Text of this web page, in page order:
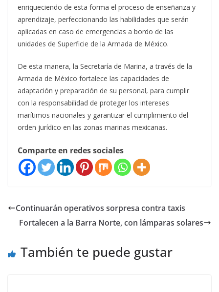
enriqueciendo de esta forma el proceso de enseñanza y
aprendizaje, perfeccionando las habilidades que serán
aplicadas en caso de emergencias a bordo de las
unidades de Superficie de la Armada de México.
De esta manera, la Secretaría de Marina, a través de la
Armada de México fortalece las capacidades de
adaptación y preparación de su personal, para cumplir
con la responsabilidad de proteger los intereses
marítimos nacionales y garantizar el cumplimiento del
orden jurídico en las zonas marinas mexicanas.
Comparte en redes sociales
Continuarán operativos sorpresa contra taxis
Fortalecen a la Barra Norte, con lámparas solares
También te puede gustar